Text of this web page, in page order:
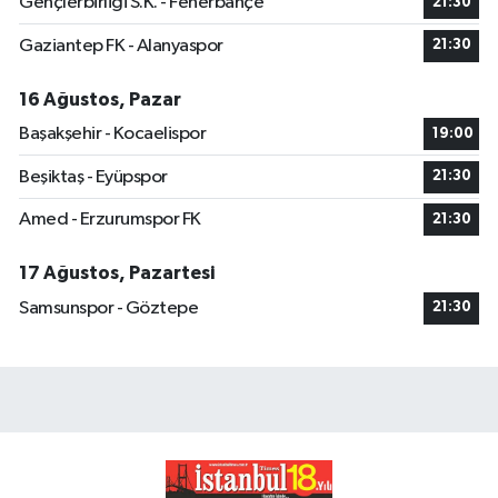
Gaziantep FK - Alanyaspor 21:30
16 Ağustos, Pazar
Başakşehir - Kocaelispor
19:00
Beşiktaş - Eyüpspor 21:30
Amed - Erzurumspor FK 21:30
17 Ağustos, Pazartesi
Samsunspor - Göztepe
21:30